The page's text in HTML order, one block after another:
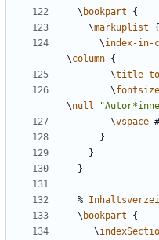
\ bookpart
{
\markuplist
{
\index-in-
\column {
\title-
\fontsize
\null
\vspace #
}
}
}
%
\ bookpart
{
\